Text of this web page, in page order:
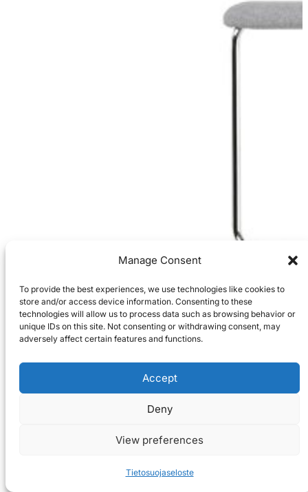
Manage Consent
To provide the best experiences, we use technologies like cookies to
store and/or access device information. Consenting to these
technologies will allow us to process data such as browsing behavior or
unique IDs on this site. Not consenting or withdrawing consent, may
adversely affect certain features and functions.
Accept
Deny
View preferences
Tietosuojaseloste